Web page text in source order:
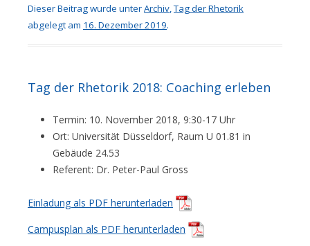
Dieser Beitrag wurde unterArchiv,Tag der Rhetorik
abgelegt am 16. Dezember 2019.
Tag der Rhetorik 2018: Coaching erleben
Termin: 10. November 2018, 9:30-17 Uhr
Ort: Universität Düsseldorf, Raum U 01.81 in
Gebäude 24.53
Referent: Dr. Peter-Paul Gross
Einladung als PDF herunterladen
Campusplan als PDF herunterladen